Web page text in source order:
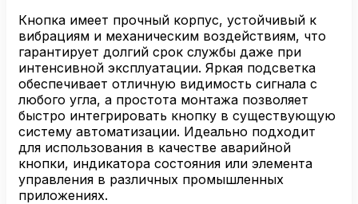
Кнопка имеет прочный корпус, устойчивый к
вибрациям и механическим воздействиям, что
гарантирует долгий срок службы даже при
интенсивной эксплуатации. Яркая подсветка
обеспечивает отличную видимость сигнала с
любого угла, а простота монтажа позволяет
быстро интегрировать кнопку в существующую
систему автоматизации. Идеально подходит
для использования в качестве аварийной
кнопки, индикатора состояния или элемента
управления в различных промышленных
приложениях.